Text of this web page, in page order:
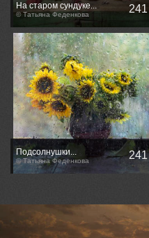
На старом сундуке...
© Татьяна Феденкова 241
Подсолнушки...
© Татьяна Феденкова 241